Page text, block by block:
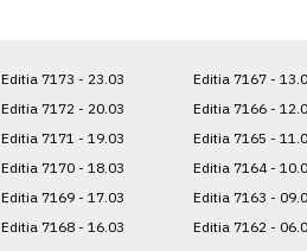
Editia 7173 - 23.03
Editia 7172 - 20.03
Editia 7171 - 19.03
Editia 7170 - 18.03
Editia 7169 - 17.03
Editia 7168 - 16.03
Editia 7167 -
Editia 7166 -
Editia 7165 -
Editia 7164 -
Editia 7163 -
Editia 7162 -